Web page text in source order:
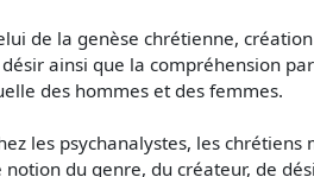
de la genèse chrétienne,
ainsi que la compréhension
des hommes et des femmes.
les psychanalystes, les
notion du genre, du créateur, de